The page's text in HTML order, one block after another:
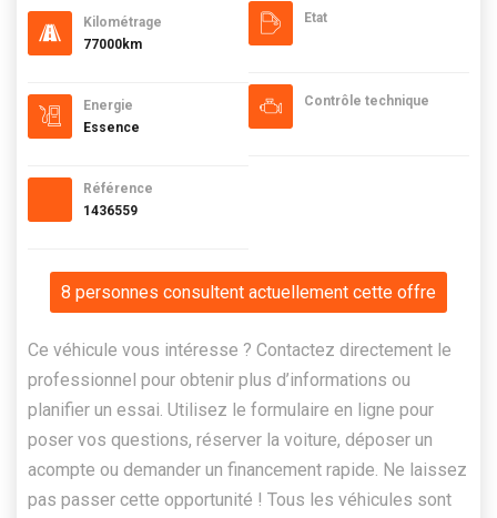
Kilométrage
77000km
Energie
Essence
Référence
1436559
Etat
Contrôle technique
8 personnes consultent actuellement cette offre
Ce véhicule vous intéresse ? Contactez directement le
professionnel pour obtenir plus d’informations ou
planifier un essai. Utilisez le formulaire en ligne pour
poser vos questions, réserver la voiture, déposer un
acompte ou demander un financement rapide. Ne laissez
pas passer cette opportunité ! Tous les véhicules sont